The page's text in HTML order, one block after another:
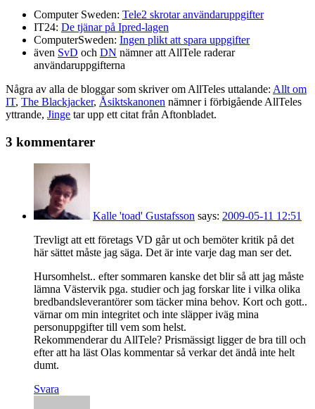
Computer Sweden: Tele2 skrotar användaruppgifter
IT24: De tjänar på Ipred-lagen
ComputerSweden: Ingen plikt att spara uppgifter
även SvD och DN nämner att AllTele raderar
användaruppgifterna
Några av alla de bloggar som skriver om AllTeles uttalande: Allt om
IT, The Blackjacker, Åsiktskanonen nämner i förbigående AllTeles
yttrande, Jinge tar upp ett citat från Aftonbladet.
3 kommentarer
Kalle 'toad' Gustafsson says: 2009-05-11 12:51
Trevligt att ett företags VD går ut och bemöter kritik på det
här sättet måste jag säga. Det är inte varje dag man ser det.
Hursomhelst.. efter sommaren kanske det blir så att jag måste
lämna Västervik pga. studier och jag forskar lite i vilka olika
bredbandsleverantörer som täcker mina behov. Kort och gott..
värnar om min integritet och inte släpper iväg mina
personuppgifter till vem som helst.
Rekommenderar du AllTele? Prismässigt ligger de bra till och
efter att ha läst Olas kommentar så verkar det ändå inte helt
dumt.
Svara